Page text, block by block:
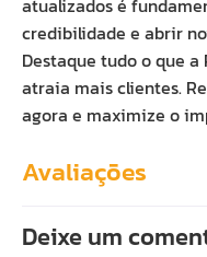
atualizados é
credibilidade e abrir
Destaque tudo o que
atraia mais clientes.
agora e maximize o
Avaliações
Deixe um